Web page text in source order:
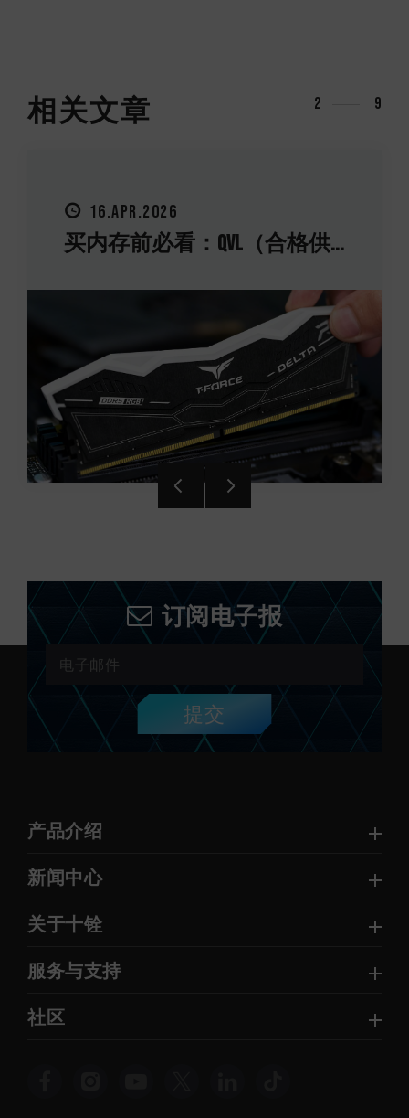
相关文章 2 9
16.APR.2026
买内存前必看：QVL（合格供...
订阅电子报
提交
产品介绍
新闻中心
关于十铨
服务与支持
社区